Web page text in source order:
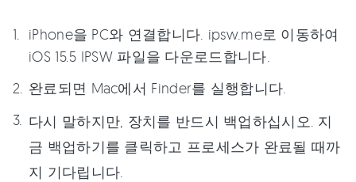
iPhone을 PC와 연결합니다. ipsw.me로 이동하여
iOS 15.5 IPSW 파일을 다운로드합니다.
완료되면 Mac에서 Finder를 실행합니다.
다시 말하지만, 장치를 반드시 백업하십시오. 지
금 백업하기를 클릭하고 프로세스가 완료될 때까
지 기다립니다.